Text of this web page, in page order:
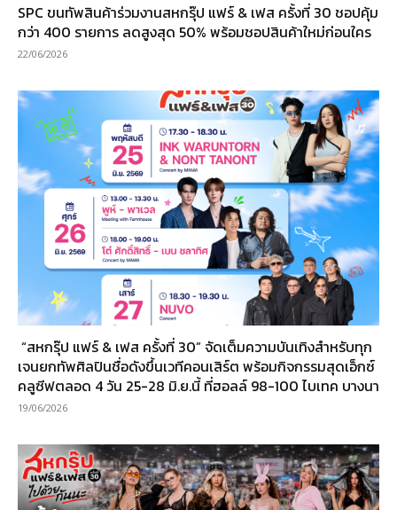
SPC ขนทัพสินค้าร่วมงานสหกรุ๊ป แฟร์ & เฟส ครั้งที่ 30 ชอปคุ้ม
กว่า 400 รายการ ลดสูงสุด 50% พร้อมชอปสินค้าใหม่ก่อนใคร
22/06/2026
“สหกรุ๊ป แฟร์ & เฟส ครั้งที่ 30” จัดเต็มความบันเทิงสำหรับทุก
เจนยกทัพศิลปินชื่อดังขึ้นเวทีคอนเสิร์ต พร้อมกิจกรรมสุดเอ็กซ์
คลูซีฟตลอด 4 วัน 25-28 มิ.ย.นี้ ที่ฮอลล์ 98-100 ไบเทค บางนา
19/06/2026